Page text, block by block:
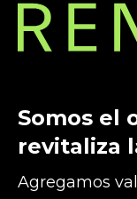
Somos el
revitaliza
Agregamos